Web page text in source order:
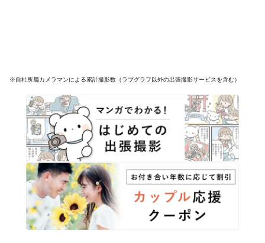
※自社所属カメラマンによる累計撮影数（ラブグラフ以外の出張撮影サービスを含む）